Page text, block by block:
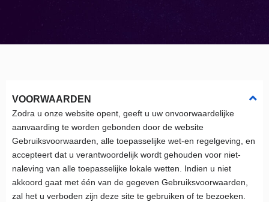
VOORWAARDEN
Zodra u onze website opent, geeft u uw onvoorwaardelijke
aanvaarding te worden gebonden door de website
Gebruiksvoorwaarden, alle toepasselijke wet-en regelgeving, en
accepteert dat u verantwoordelijk wordt gehouden voor niet-
naleving van alle toepasselijke lokale wetten. Indien u niet
akkoord gaat met één van de gegeven Gebruiksvoorwaarden,
zal het u verboden zijn deze site te gebruiken of te bezoeken.